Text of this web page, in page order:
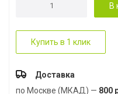
В
Купить в 1 клик
Доставка
по Москве (МКАД) — 800